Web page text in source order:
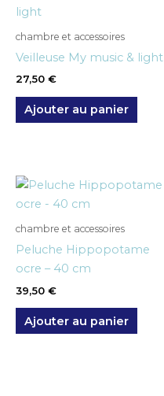
chambre et accessoires
Veilleuse My music & light
27,50 €
Ajouter au panier
chambre et accessoires
Peluche Hippopotame
ocre – 40 cm
39,50 €
Ajouter au panier